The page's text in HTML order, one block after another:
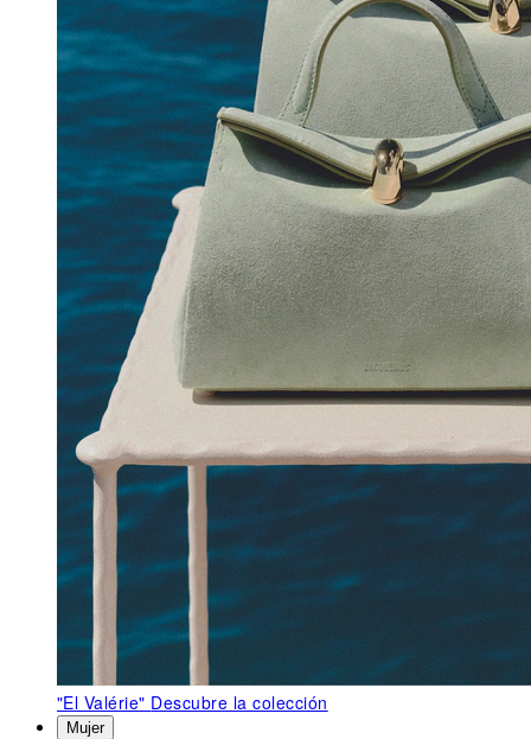
"El Valérie" Descubre la colección
Mujer